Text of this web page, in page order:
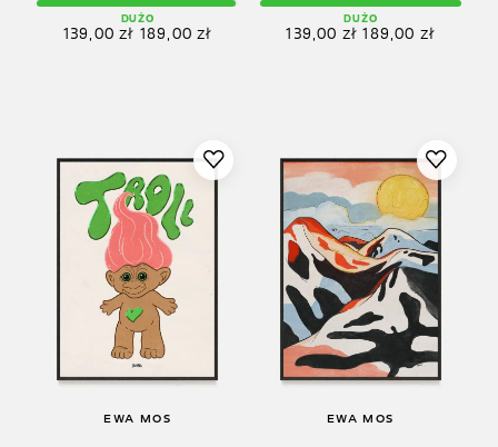
DUŻO
139,00zł 189,00zł
DUŻO
139,00 zł 189,00 zł
EWA MOS EWA MOS